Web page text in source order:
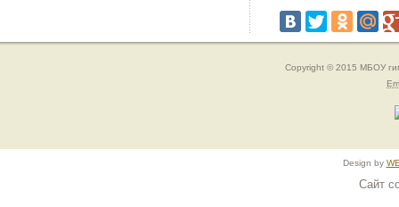
Copyright © 2015 МБОУ
Design by
Сайт